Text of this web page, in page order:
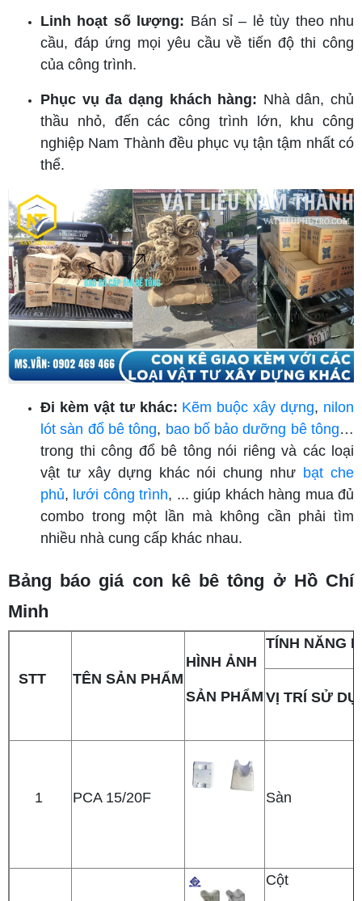
Linh hoạt số lượng: Bán sỉ – lẻ tùy theo nhu
cầu, đáp ứng mọi yêu cầu về tiến độ thi công
của công trình.
Phục vụ đa dạng khách hàng: Nhà dân, chủ
thầu nhỏ, đến các công trình lớn, khu công
nghiệp Nam Thành đều phục vụ tận tậm nhất có
thể.
Đi kèm vật tư khác: Kẽm buộc xây dựng, nilon
lót sàn đổ bê tông, bao bố bảo dưỡng bê tông…
trong thi công đổ bê tông nói riêng và các loại
vật tư xây dựng khác nói chung như bạt che
phủ, lưới công trình, ... giúp khách hàng mua đủ
combo trong một lần mà không cần phải tìm
nhiều nhà cung cấp khác nhau.
Bảng báo giá con kê bê tông ở Hồ Chí
Minh
STT TÊN SẢN PHẨM
HÌNH ẢNH
SẢN PHẨM
TÍNH NĂNG
VỊ TRÍ SỬ
1 PCA 15/20F Sàn
Cột